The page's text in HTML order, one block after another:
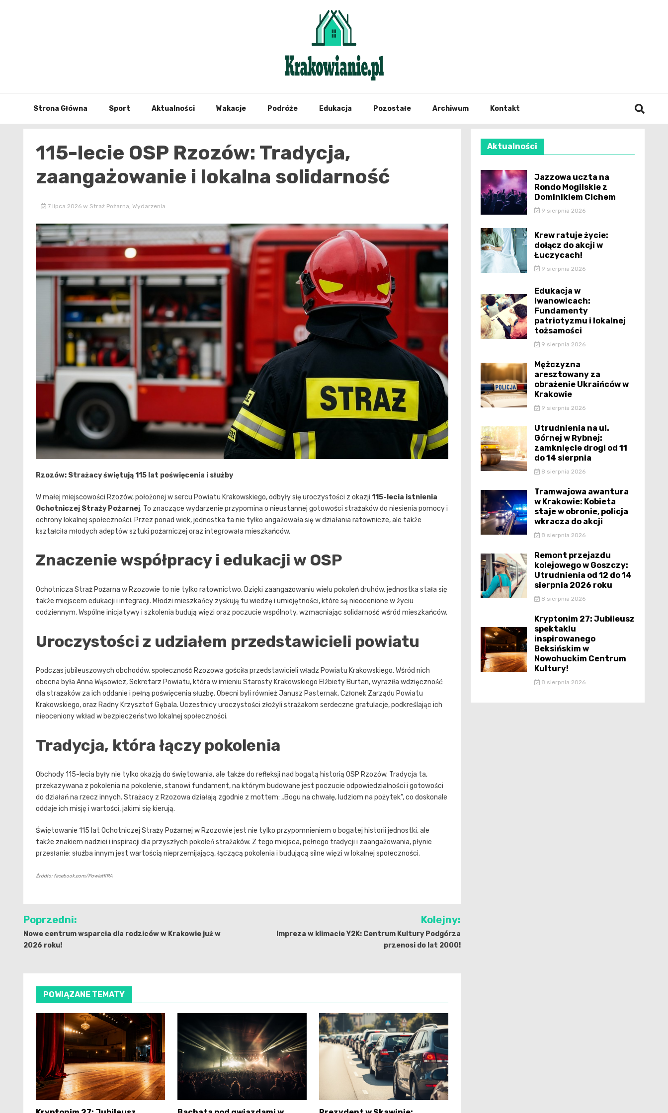
Strona Główna Sport Aktualności Wakacje Podróże Edukacja Pozostałe Archiwum Kontakt
115-lecie OSP Rzozów: Tradycja,
zaangażowanie i lokalna solidarność
7 lipca 2026 w Straż Pożarna, Wydarzenia
Rzozów: Strażacy świętują 115 lat poświęcenia i służby
W małej miejscowości Rzozów, położonej w sercu Powiatu Krakowskiego, odbyły się uroczystości z okazji 115-lecia istnienia
Ochotniczej Straży Pożarnej. To znaczące wydarzenie przypomina o nieustannej gotowości strażaków do niesienia pomocy i
ochrony lokalnej społeczności. Przez ponad wiek, jednostka ta nie tylko angażowała się w działania ratownicze, ale także
kształciła młodych adeptów sztuki pożarniczej oraz integrowała mieszkańców.
Znaczenie współpracy i edukacji w OSP
Ochotnicza Straż Pożarna w Rzozowie to nie tylko ratownictwo. Dzięki zaangażowaniu wielu pokoleń druhów, jednostka stała się
także miejscem edukacji i integracji. Młodzi mieszkańcy zyskują tu wiedzę i umiejętności, które są nieocenione w życiu
codziennym. Wspólne inicjatywy i szkolenia budują więzi oraz poczucie wspólnoty, wzmacniając solidarność wśród mieszkańców.
Uroczystości z udziałem przedstawicieli powiatu
Podczas jubileuszowych obchodów, społeczność Rzozowa gościła przedstawicieli władz Powiatu Krakowskiego. Wśród nich
obecna była Anna Wąsowicz, Sekretarz Powiatu, która w imieniu Starosty Krakowskiego Elżbiety Burtan, wyraziła wdzięczność
dla strażaków za ich oddanie i pełną poświęcenia służbę. Obecni byli również Janusz Pasternak, Członek Zarządu Powiatu
Krakowskiego, oraz Radny Krzysztof Gębala. Uczestnicy uroczystości złożyli strażakom serdeczne gratulacje, podkreślając ich
nieoceniony wkład w bezpieczeństwo lokalnej społeczności.
Tradycja, która łączy pokolenia
Obchody 115-lecia były nie tylko okazją do świętowania, ale także do refleksji nad bogatą historią OSP Rzozów. Tradycja ta,
przekazywana z pokolenia na pokolenie, stanowi fundament, na którym budowane jest poczucie odpowiedzialności i gotowości
do działań na rzecz innych. Strażacy z Rzozowa działają zgodnie z mottem: „Bogu na chwałę, ludziom na pożytek”, co doskonale
oddaje ich misję i wartości, jakimi się kierują.
Świętowanie 115 lat Ochotniczej Straży Pożarnej w Rzozowie jest nie tylko przypomnieniem o bogatej historii jednostki, ale
także znakiem nadziei i inspiracji dla przyszłych pokoleń strażaków. Z tego miejsca, pełnego tradycji i zaangażowania, płynie
przesłanie: służba innym jest wartością nieprzemijającą, łączącą pokolenia i budującą silne więzi w lokalnej społeczności.
Źródło: facebook.com/PowiatKRA
Nawigacja
wpisu
Poprzedni:
Nowe centrum wsparcia dla rodziców w Krakowie już w
2026 roku!
Kolejny:
Impreza w klimacie Y2K: Centrum Kultury Podgórza
przenosi do lat 2000!
POWIĄZANE TEMATY
Aktualności
Jazzowa uczta na
Rondo Mogilskie z
Dominikiem Cichem
9 sierpnia 2026
Krew ratuje życie:
dołącz do akcji w
Łuczycach!
9 sierpnia 2026
Edukacja w
Iwanowicach:
Fundamenty
patriotyzmu i lokalnej
tożsamości
9 sierpnia 2026
Mężczyzna
aresztowany za
obrażenie Ukraińców w
Krakowie
9 sierpnia 2026
Utrudnienia na ul.
Górnej w Rybnej:
zamknięcie drogi od 11
do 14 sierpnia
8 sierpnia 2026
Tramwajowa awantura
w Krakowie: Kobieta
staje w obronie, policja
wkracza do akcji
8 sierpnia 2026
Remont przejazdu
kolejowego w Goszczy:
Utrudnienia od 12 do 14
sierpnia 2026 roku
8 sierpnia 2026
Kryptonim 27: Jubileusz
spektaklu
inspirowanego
Beksińskim w
Nowohuckim Centrum
Kultury!
8 sierpnia 2026